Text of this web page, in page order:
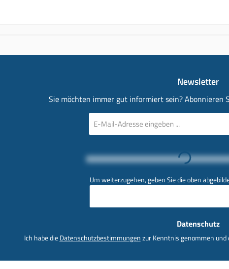
Newsletter
Sie möchten immer gut informiert sein? Abonnieren
Mail-
Loading...
Um weiterzugehen, geben Sie die oben
Datenschutz
Ich habe dieDatenschutzbestimmungenzur Kenntnis genommen und